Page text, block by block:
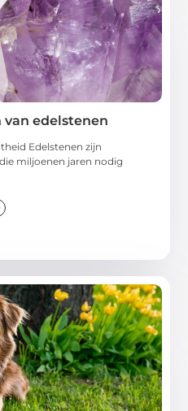
van edelstenen
Edelstenen zijn
miljoenen jaren nodig